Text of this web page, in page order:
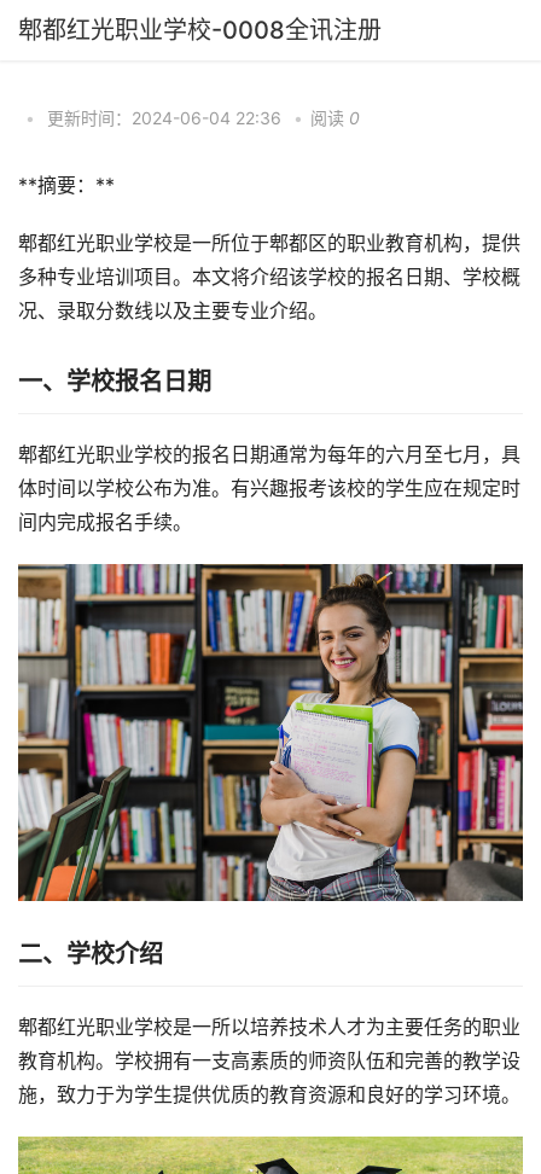
郫都红光职业学校-0008全讯注册
• 更新时间：2024-06-04 22:36 • 阅读 0
**摘要：**
郫都红光职业学校是一所位于郫都区的职业教育机构，提供
多种专业培训项目。本文将介绍该学校的报名日期、学校概
况、录取分数线以及主要专业介绍。
一、学校报名日期
郫都红光职业学校的报名日期通常为每年的六月至七月，具
体时间以学校公布为准。有兴趣报考该校的学生应在规定时
间内完成报名手续。
二、学校介绍
郫都红光职业学校是一所以培养技术人才为主要任务的职业
教育机构。学校拥有一支高素质的师资队伍和完善的教学设
施，致力于为学生提供优质的教育资源和良好的学习环境。